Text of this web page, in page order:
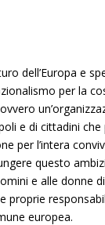
dell’Europa e
per la
e di cittadini che
per l’intera
questo
e alle donne
proprie
europea.